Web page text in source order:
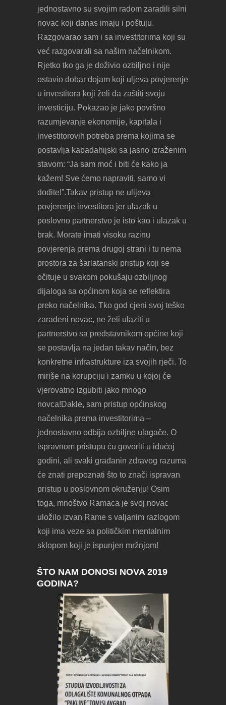
jednostavno su svojim radom zaradili silni
novac koji danas imaju i poštuju.
Razgovarao sam i sa investitorima koji su
već razgovarali sa našim načelnikom.
Rjetko tko ga je doživio ozbiljno i nije
ostavio dobar dojam koji uljeva povjerenje
u investitora koji želi da zaštiti svoju
investiciju. Pokazao je jako površno
razumjevanje ekonomije, kapitala i
investitorovih potreba prema kojima se
postavlja kabadahijski sa jasno izraženim
stavom: “Ja sam moć i biti će kako ja
kažem! Sve ćemo napraviti, samo vi
dođite!”.Takav pristup ne ulijeva
povjerenje investitora jer ulazak u
poslovno partnerstvo je isto kao i ulazak u
brak. Morate imati visoku razinu
povjerenja prema drugoj strani i tu nema
prostora za šarlatanski pristup koji se
očituje u svakom pokušaju ozbiljnog
dijaloga sa općinom koja se reflektira
preko načelnika. Tko god cjeni svoj teško
zarađeni novac, ne želi ulaziti u
partnerstvo sa predstavnikom općine koji
se postavlja na jedan takav način, bez
konkretne infrastrukture iza svojih rječi. To
miriše na korupciju i zamku u kojoj će
vjerovatno izgubiti jako mnogo
novca!Dakle, sam pristup općinskog
načelnika prema investitorima –
jednostavno odbija ozbiljne ulagače. O
ispravnom pristupu ću govoriti u idućoj
godini, ali svaki građanin zdravog razuma
će znati prepoznati što to znači ispravan
pristup u poslovnom okruženju! Osim
toga, mnoštvo Ramaca je svoj novac
uložilo izvan Rame s valjanim razlogom
koji ima veze sa političkim mentalnim
sklopom koji je ispunjen mržnjom!
ŠTO NAM DONOSI NOVA 2019
GODINA?